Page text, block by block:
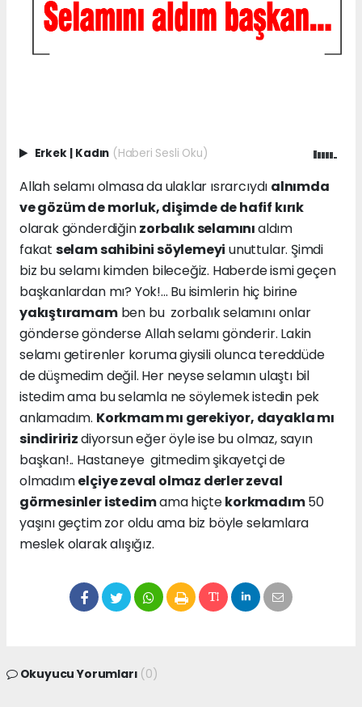
Erkek | Kadın (Haberi Sesli Oku)
Allah selamı olmasa da ulaklar ısrarcıydı alnımda
ve gözüm de morluk, dişimde de hafif kırık
olarak gönderdiğinzorbalık selamınıaldım
fakat selam sahibini söylemeyi unuttular. Şimdi
biz bu selamı kimden bileceğiz. Haberde ismi geçen
başkanlardan mı? Yok!... Bu isimlerin hiç birine
yakıştıramamben bu zorbalık selamını onlar
gönderse gönderse Allah selamı gönderir. Lakin
selamı getirenler koruma giysili olunca tereddüde
de düşmedim değil. Her neyse selamın ulaştı bil
istedim ama bu selamla ne söylemek istedin pek
anlamadım. Korkmam mı gerekiyor, dayakla mı
sindiririzdiyorsun eğer öyle ise bu olmaz, sayın
başkan!.. Hastaneye gitmedim şikayetçi de
olmadımelçiye zeval olmaz derler zeval
görmesinler istedimama hiçtekorkmadım50
yaşını geçtim zor oldu ama biz böyle selamlara
meslek olarak alışığız.
Okuyucu Yorumları (0)